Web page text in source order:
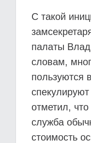
С такой
палаты
словам,
пользуются
отметил,
служба
стоимость